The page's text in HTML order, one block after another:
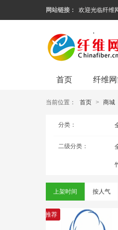
网站链接： 欢迎光临纤维
首页 纤维
当前位置： 首页 > 商城
分类：
二级分类：
上架时间 按人气
推荐